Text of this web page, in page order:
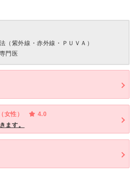
（紫外線・赤外線・ＰＵＶＡ）
門医
女性）
4.0
ます。